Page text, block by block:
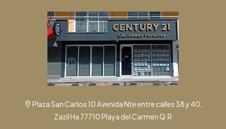
Plaza San Carlos 10 Avenida Nte entre calles 38 y 40,
Zazil Ha 77710 Playa del Carmen Q.R